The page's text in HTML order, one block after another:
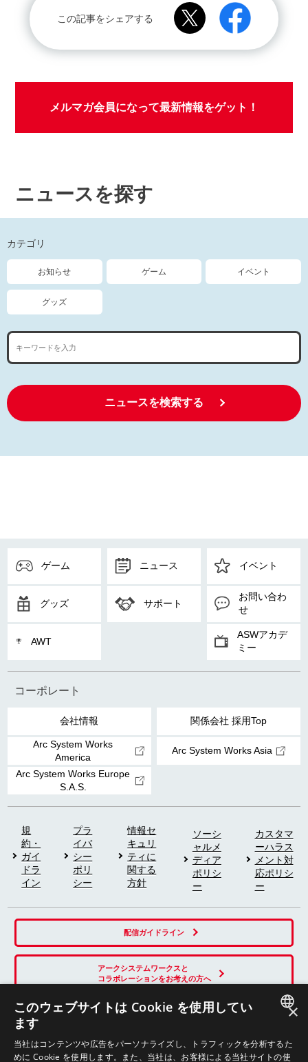
この記事をシェアする
メルマガ会員になって最新情報をゲット！
ニュースを探す
カテゴリ
お知らせ ゲーム イベント
グッズ
ニュースを検索する
ゲーム ニュース イベント
グッズ サポート
お問い合わ
せ
AWT
ASWアカデ
ミー
コーポレート
会社情報 関係会社 採用Top
Arc System Works
America
Arc System Works Asia
Arc System Works Europe
S.A.S.
規
約・
ガイ
ドラ
イン
プラ
イバ
シー
ポリ
シー
情報セ
キュリ
ティに
関する
方針
ソーシ
ャルメ
ディア
ポリシ
ー
カスタマ
ーハラス
メント対
応ポリシ
ー
配信ガイドライン
アークシステムワークスと
コラボレーションをお考えの方へ
SNS
×
このウェブサイトは Cookie を使用してい
ます
当社はコンテンツや広告をパーソナライズし、トラフィックを分析するた
めに Cookie を使用します。また、当社は、お客様による当社サイトの使